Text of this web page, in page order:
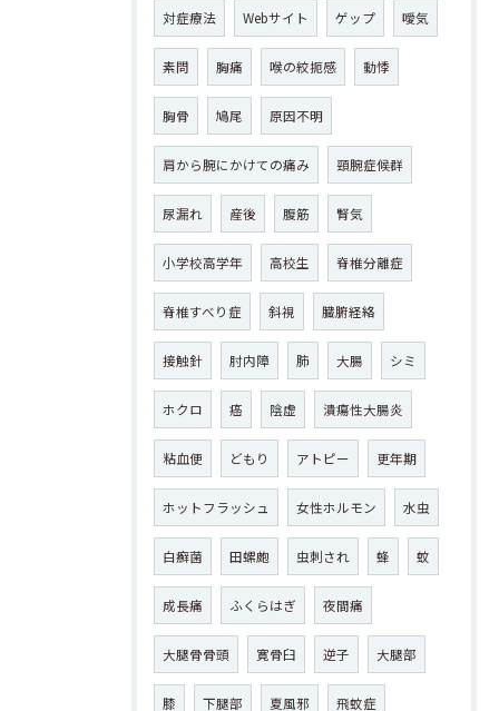
対症療法 Webサイト ゲップ 噯気
素問 胸痛 喉の絞扼感 動悸
胸骨 鳩尾 原因不明
肩から腕にかけての痛み 頸腕症候群
尿漏れ 産後 腹筋 腎気
小学校高学年 高校生 脊椎分離症
脊椎すべり症 斜視 臓腑経絡
接触針 肘内障 肺 大腸 シミ
ホクロ 癌 陰虚 潰瘍性大腸炎
粘血便 どもり アトピー 更年期
ホットフラッシュ 女性ホルモン 水虫
白癬菌 田螺皰 虫刺され 蜂 蚊
成長痛 ふくらはぎ 夜間痛
大腿骨骨頭 寛骨臼 逆子 大腿部
膝 下腿部 夏風邪 飛蚊症